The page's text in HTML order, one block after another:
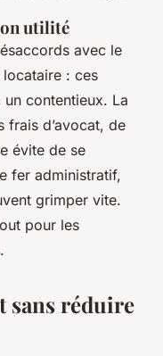
utilité
avec le
: ces
contentieux. La
frais d’avocat, de
évite de se
fer administratif,
grimper vite.
pour les
sans réduire